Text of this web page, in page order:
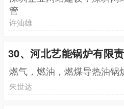
管
许汕雄
30、河北艺能锅炉有限
燃气，燃油，燃煤导热油锅
朱世达